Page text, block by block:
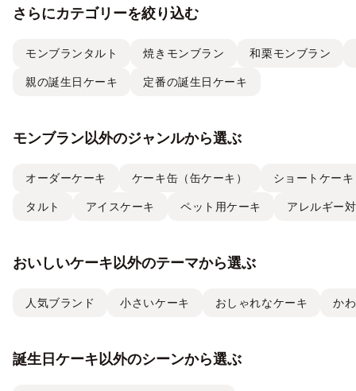
さらにカテゴリーを絞り込む
モンブランタルト 焼きモンブラン 和栗モンブラン
親の誕生日ケーキ 定番の誕生日ケーキ
モンブラン以外のジャンルから選ぶ
オーダーケーキ ケーキ缶（缶ケーキ） ショートケー
タルト アイスケーキ ペット用ケーキ アレルギー
おいしいケーキ以外のテーマから選ぶ
人気ブランド 小さいケーキ おしゃれなケーキ か
誕生日ケーキ以外のシーンから選ぶ